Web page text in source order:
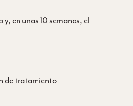
en unas 10 semanas, el
de tratamiento